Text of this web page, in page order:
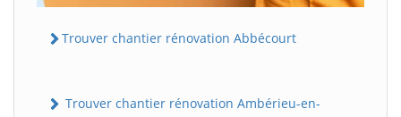
Trouver chantier rénovation Abbécourt
Trouver chantier rénovation Ambérieu-en-